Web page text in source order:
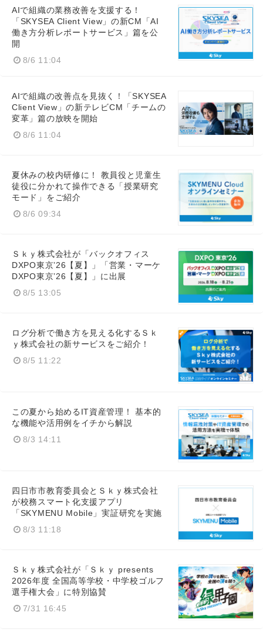
AIで組織の業務改善を支援する！
「SKYSEA Client View」の新CM「AI
働き方分析レポートサービス」篇を公
開
8/6 11:04
AIで組織の改善点を見抜く！「SKYSEA
Client View」の新テレビCM「チームの
変革」篇の放映を開始
8/6 11:04
夏休みの校内研修に！ 教員役と児童生
徒役に分かれて操作できる「授業研究
モード」をご紹介
8/6 09:34
Ｓｋｙ株式会社が「バックオフィス
DXPO東京’26【夏】」「営業・マーケ
DXPO東京’26【夏】」に出展
8/5 13:05
ログ分析で働き方を見える化するＳｋ
ｙ株式会社の新サービスをご紹介！
8/5 11:22
この夏から始めるIT資産管理！ 基本的
な機能や活用例をイチから解説
8/3 14:11
四日市市教育委員会とＳｋｙ株式会社
が校務スマート化支援アプリ
「SKYMENU Mobile」実証研究を実施
8/3 11:18
Ｓｋｙ株式会社が「Ｓｋｙ presents
2026年度 全国高等学校・中学校ゴルフ
選手権大会」に特別協賛
7/31 16:45
Japanese